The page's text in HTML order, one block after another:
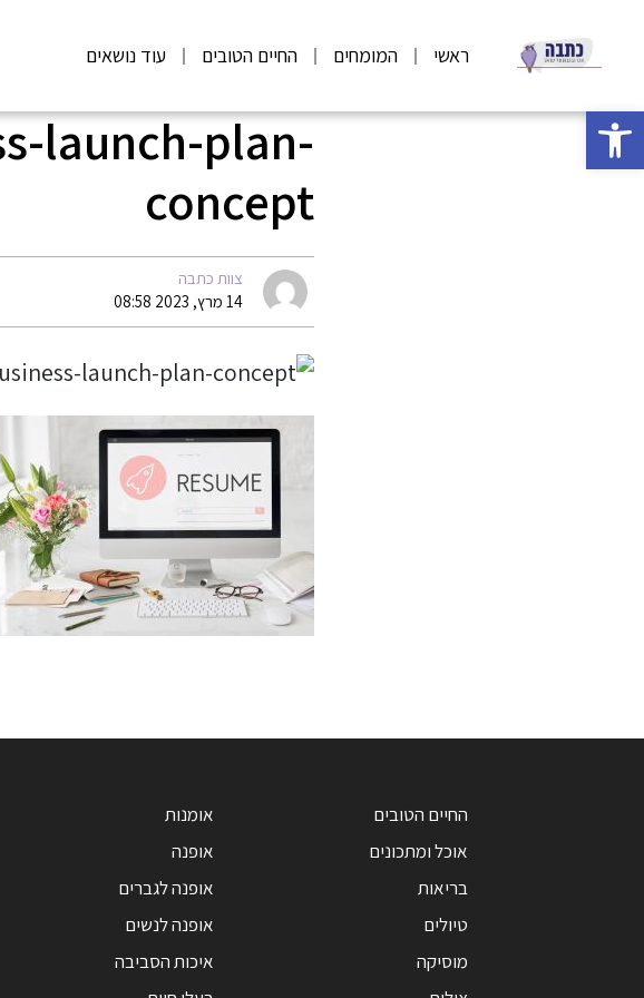
פתח סרגל נגישות
ראשי המומחים החיים הטובים עוד נושאים
launch-plan-
concept
צוות כתבה
14 מרץ, 2023 08:58
החיים הטובים
אוכל ומתכונים
בריאות
טיולים
מוסיקה
אומנות
אופנה
אופנה לגברים
אופנה לנשים
איכות הסביבה